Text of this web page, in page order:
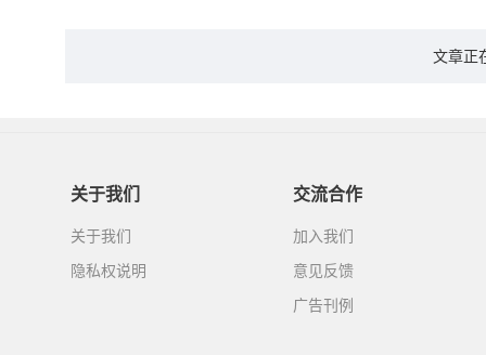
文章正
关于我们
关于我们
隐私权说明
交流合作
加入我们
意见反馈
广告刊例